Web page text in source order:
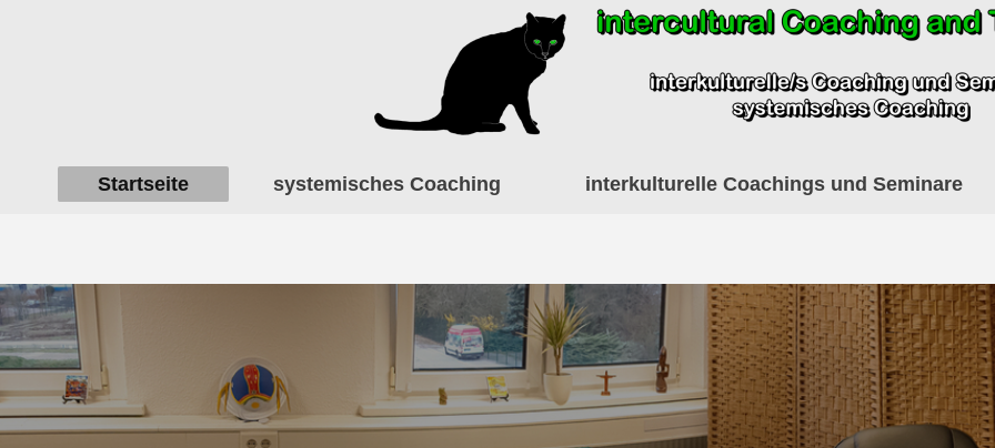
Startseite systemisches Coaching interkulturelle Coachings und Seminare